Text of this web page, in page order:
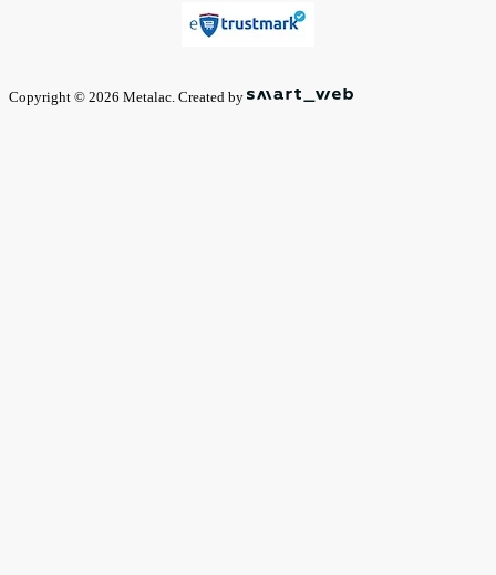
Copyright © 2026 Metalac. Created by